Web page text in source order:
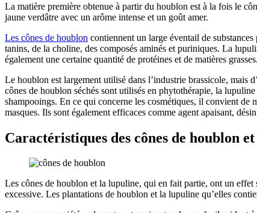
La matière première obtenue à partir du houblon est à la fois le
jaune verdâtre avec un arôme intense et un goût amer.
Les cônes de houblon contiennent un large éventail de
tanins, de la choline, des composés aminés et puriniques. La
également une certaine quantité de protéines et de matières grasses.
Le houblon est largement utilisé dans l’industrie brassicole, mais
cônes de houblon séchés sont utilisés en phytothérapie, la
shampooings. En ce qui concerne les cosmétiques, il convient de
masques. Ils sont également efficaces comme agent apaisant,
Caractéristiques des cônes de houblon
Les cônes de houblon et la lupuline, qui en fait partie, ont un
excessive. Les plantations de houblon et la lupuline qu’elles